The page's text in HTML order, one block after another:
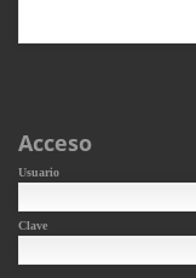
Acceso
Usuario
Clave